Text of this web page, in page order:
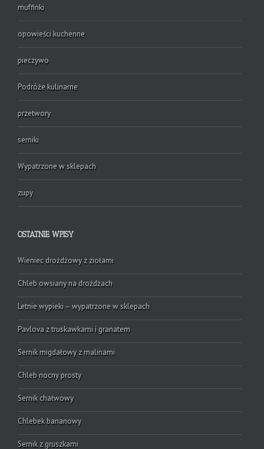
muffinki
opowieści kuchenne
pieczywo
Podróże kulinarne
przetwory
serniki
Wypatrzone w sklepach
zupy
OSTATNIE WPISY
Wieniec drożdżowy z ziołami
Chleb owsiany na drożdżach
Letnie wypieki – wypatrzone w sklepach
Pavlova z truskawkami i granatem
Sernik migdałowy z malinami
Chleb nocny prosty
Sernik chałwowy
Chlebek bananowy
Sernik z gruszkami